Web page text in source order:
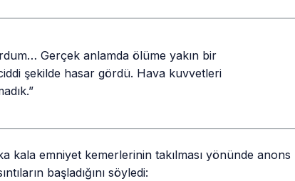
Gerçek anlamda ölüme yakın bir
şekilde hasar gördü. Hava kuvvetleri
kala emniyet kemerlerinin takılması yönünde anons
başladığını söyledi: